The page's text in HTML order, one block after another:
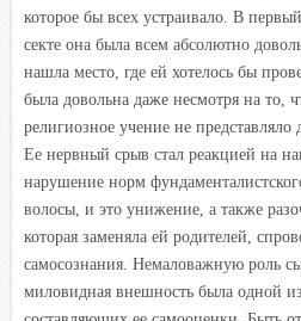
которое бы всех устраивало. В
секте она была всем абсолютно
нашла место, где ей хотелось бы
была довольна даже несмотря на то,
религиозное учение не представляло
Ее нервный срыв стал реакцией на
нарушение норм
волосы, и это унижение, а также
которая заменяла ей родителей,
самосознания. Немаловажную роль
миловидная внешность была одной